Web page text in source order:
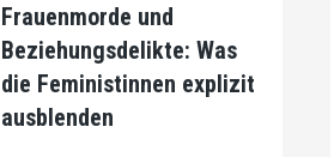
Frauenmorde und
Beziehungsdelikte: Was
die Feministinnen explizit
ausblenden